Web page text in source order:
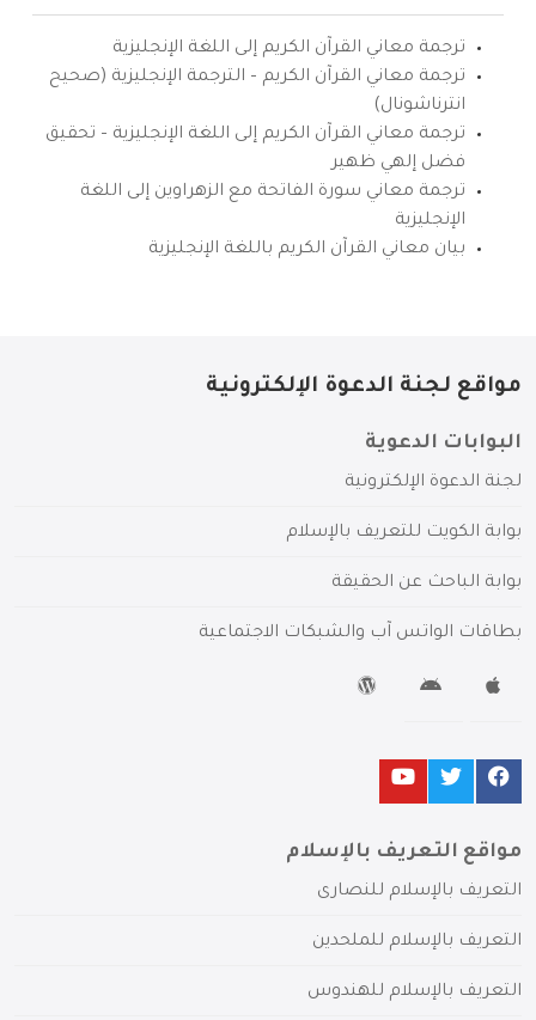
ترجمة معاني القرآن الكريم إلى اللغة الإنجليزية
ترجمة معاني القرآن الكريم – الترجمة الإنجليزية (صحيح
انترناشونال)
ترجمة معاني القرآن الكريم إلى اللغة الإنجليزية – تحقيق
فضل إلهي ظهير
ترجمة معاني سورة الفاتحة مع الزهراوين إلى اللغة
الإنجليزية
بيان معاني القرآن الكريم باللغة الإنجليزية
مواقع لجنة الدعوة الإلكترونية
البوابات الدعوية
لجنة الدعوة الإلكترونية
بوابة الكويت للتعريف بالإسلام
بوابة الباحث عن الحقيقة
بطاقات الواتس آب والشبكات الاجتماعية
مواقع التعريف بالإسلام
التعريف بالإسلام للنصارى
التعريف بالإسلام للملحدين
التعريف بالإسلام للهندوس